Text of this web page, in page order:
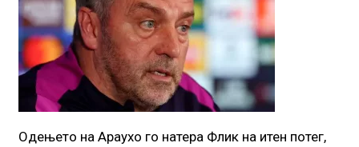
Одењето на Араухо го натера Флик на итен потег,